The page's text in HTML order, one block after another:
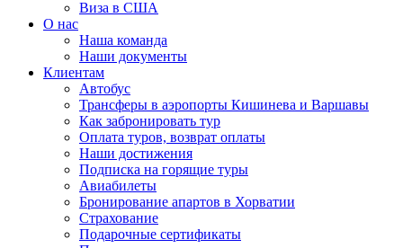
Виза в США
О нас
Наша команда
Наши документы
Клиентам
Автобус
Трансферы в аэропорты Кишинева и Варшавы
Как забронировать тур
Оплата туров, возврат оплаты
Наши достижения
Подписка на горящие туры
Авиабилеты
Бронирование апартов в Хорватии
Страхование
Подарочные сертификаты